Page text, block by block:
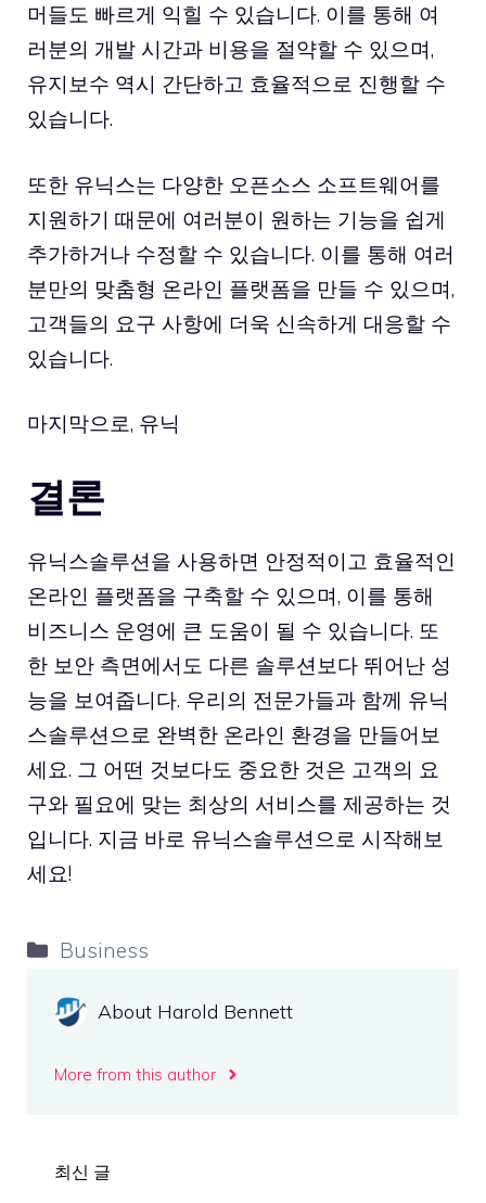
머들도 빠르게 익힐 수 있습니다. 이를 통해 여
러분의 개발 시간과 비용을 절약할 수 있으며,
유지보수 역시 간단하고 효율적으로 진행할 수
있습니다.
또한 유닉스는 다양한 오픈소스 소프트웨어를
지원하기 때문에 여러분이 원하는 기능을 쉽게
추가하거나 수정할 수 있습니다. 이를 통해 여러
분만의 맞춤형 온라인 플랫폼을 만들 수 있으며,
고객들의 요구 사항에 더욱 신속하게 대응할 수
있습니다.
마지막으로, 유닉
결론
유닉스솔루션을 사용하면 안정적이고 효율적인
온라인 플랫폼을 구축할 수 있으며, 이를 통해
비즈니스 운영에 큰 도움이 될 수 있습니다. 또
한 보안 측면에서도 다른 솔루션보다 뛰어난 성
능을 보여줍니다. 우리의 전문가들과 함께 유닉
스솔루션으로 완벽한 온라인 환경을 만들어보
세요. 그 어떤 것보다도 중요한 것은 고객의 요
구와 필요에 맞는 최상의 서비스를 제공하는 것
입니다. 지금 바로 유닉스솔루션으로 시작해보
세요!
Categories
Business
About Harold Bennett
More from this author
최신 글